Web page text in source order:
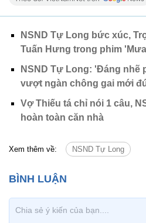
NSND Tự Long bức xúc,
Tuấn Hưng trong phim
NSND Tự Long: 'Đáng nhẽ
vượt ngàn chông gai mới
Vợ Thiếu tá chỉ nói 1 câu,
hoàn toàn căn nhà
Xem thêm về: NSND Tự Long